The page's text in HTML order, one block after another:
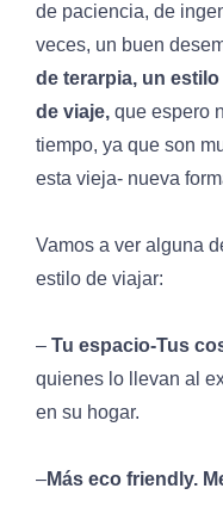
de paciencia, de
veces, un buen
de terarpia, un
de viaje, que espero
tiempo, ya que son
esta vieja- nueva
Vamos a ver alguna
estilo de viajar:
– Tu espacio-Tus
quienes lo llevan al
en su hogar.
–Más eco friendly.